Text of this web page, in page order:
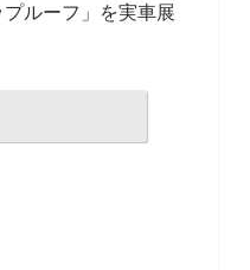
ルーフ」を実車展